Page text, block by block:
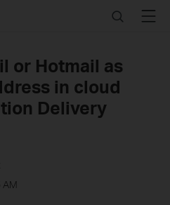
SearchMenu
or Hotmail as
in cloud
Delivery